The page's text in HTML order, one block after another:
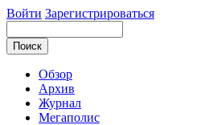
Войти Зарегистрироваться
Обзор
Архив
Журнал
Мегаполис